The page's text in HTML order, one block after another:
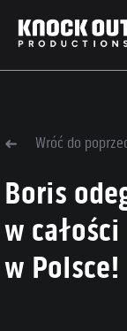
Wróć do
Boris
w
w Polsce!